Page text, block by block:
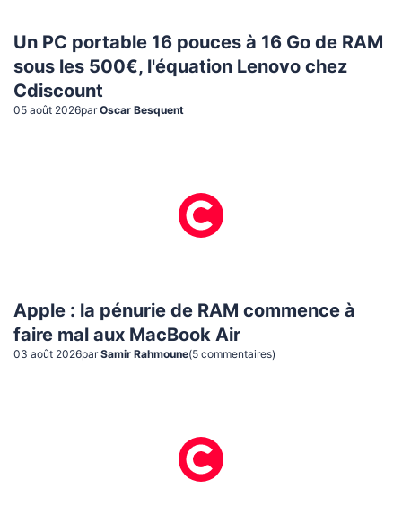
Un PC portable 16 pouces à 16 Go de RAM
sous les 500€, l'équation Lenovo chez
Cdiscount
05 août 2026par Oscar Besquent
Apple : la pénurie de RAM commence à
faire mal aux MacBook Air
03 août 2026par Samir Rahmoune(5 commentaires)